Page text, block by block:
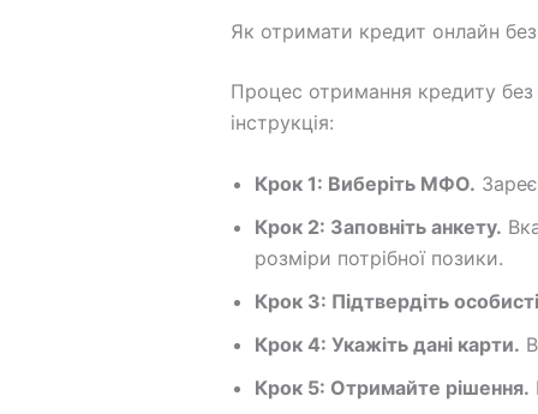
Як отримати кредит онлайн
Процес отримання кредиту
інструкція:
Крок 1: Виберіть МФО.
Крок 2: Заповніть анкету.
розміри потрібної позики.
Крок 3: Підтвердіть
Крок 4: Укажіть дані карти.
Крок 5: Отримайте рішення.